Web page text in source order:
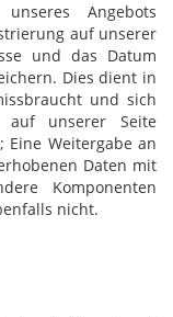
Angebots
auf unserer
und das Datum
Dies dient in
und sich
unserer Seite
Weitergabe an
Daten mit
Komponenten
nicht.